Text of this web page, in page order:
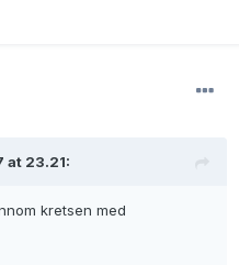
at 23.21:
kretsen med